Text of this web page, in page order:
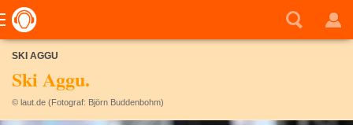
SKI AGGU
Ski Aggu.
© laut.de (Fotograf: Björn Buddenbohm)